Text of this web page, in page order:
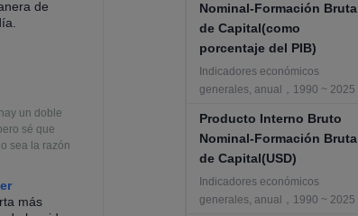
Nominal-Formación Bruta
de Capital(como
porcentaje del PIB)
Indicadores económicos
generales, anual，1990 ~ 2025
Producto Interno Bruto
Nominal-Formación Bruta
de Capital(USD)
Indicadores económicos
generales, anual，1990 ~ 2025